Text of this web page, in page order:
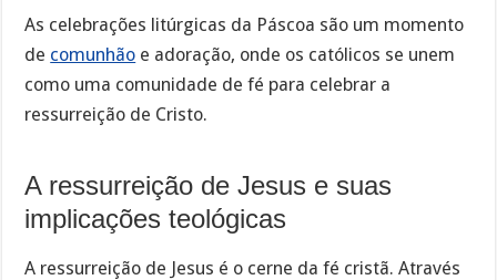
As celebrações litúrgicas da Páscoa são um momento
de comunhão e adoração, onde os católicos se unem
como uma comunidade de fé para celebrar a
ressurreição de Cristo.
A ressurreição de Jesus e suas
implicações teológicas
A ressurreição de Jesus é o cerne da fé cristã. Através